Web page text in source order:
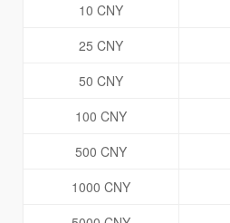
10 CNY
25 CNY
50 CNY
100 CNY
500 CNY
1000 CNY